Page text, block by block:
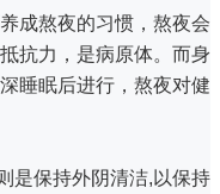
熬夜的习惯，熬夜会
抗力，是病原体。 而身
睡眠后进行，熬夜对健
是保持外阴清洁,以保持